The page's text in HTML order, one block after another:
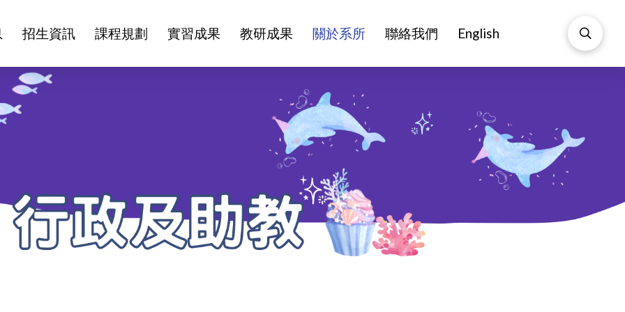
招生資訊 課程規劃 實習成果 教研成果 關於系所 聯絡我們 English